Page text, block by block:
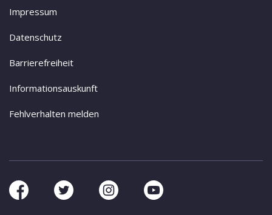
Impressum
Datenschutz
Barrierefreiheit
Informationsauskunft
Fehlverhalten melden